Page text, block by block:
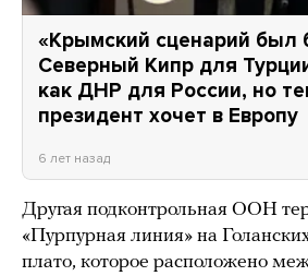
«Крымский сценарий был
Северный Кипр для
как ДНР для России, но
президент хочет в Европу
6 лет назад
Другая подконтрольная ООН
«Пурпурная линия» на
плато, которое расположено